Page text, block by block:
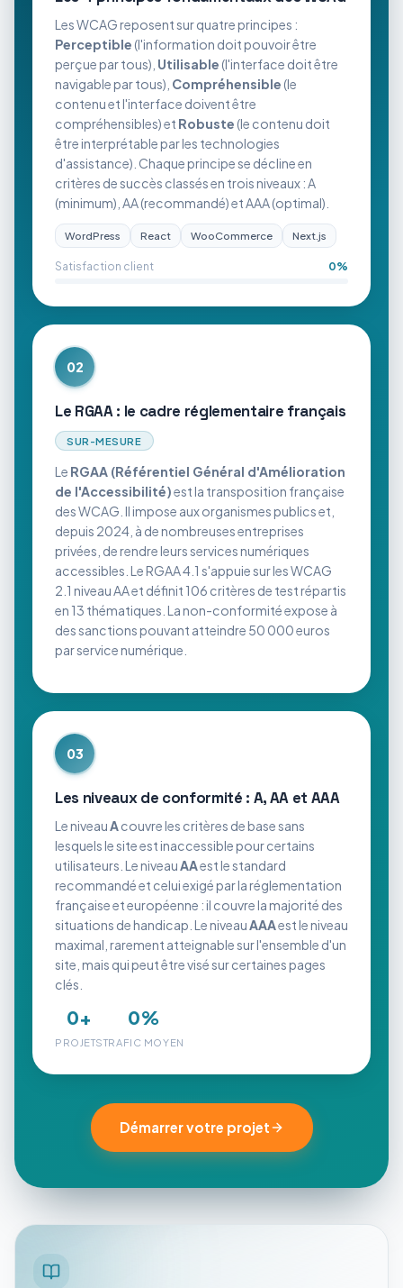
Les WCAG reposent sur quatre principes :
Perceptible (l'information doit pouvoir être
perçue par tous), Utilisable (l'interface doit être
navigable par tous), Compréhensible (le
contenu et l'interface doivent être
compréhensibles) et Robuste (le contenu doit
être interprétable par les technologies
d'assistance). Chaque principe se décline en
critères de succès classés en trois niveaux : A
(minimum), AA (recommandé) et AAA (optimal).
WordPress React WooCommerce Next.js
Satisfaction client 0%
02
Le RGAA : le cadre réglementaire français
SUR-MESURE
Le RGAA (Référentiel Général d'Amélioration
de l'Accessibilité)est la transposition française
des WCAG. Il impose aux organismes publics et,
depuis 2024, à de nombreuses entreprises
privées, de rendre leurs services numériques
accessibles. Le RGAA 4.1 s'appuie sur les WCAG
2.1 niveau AA et définit 106 critères de test répartis
en 13 thématiques. La non-conformité expose à
des sanctions pouvant atteindre 50 000 euros
par service numérique.
03
Les niveaux de conformité : A, AA et AAA
Le niveau A couvre les critères de base sans
lesquels le site est inaccessible pour certains
utilisateurs. Le niveau AAest le standard
recommandé et celui exigé par la réglementation
française et européenne : il couvre la majorité des
situations de handicap. Le niveau AAAest le niveau
maximal, rarement atteignable sur l'ensemble d'un
site, mais qui peut être visé sur certaines pages
clés.
0+
PROJETS
0%
TRAFIC MOYEN
Démarrer votre projet